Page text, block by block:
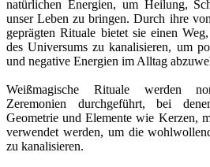
natürlichen Energien, um Heilung,
unser Leben zu bringen. Durch ihre
geprägten Rituale bietet sie einen
des Universums zu kanalisieren, um
und negative Energien im Alltag
Weißmagische Rituale werden
Zeremonien durchgeführt, bei
Geometrie und Elemente wie Kerzen,
verwendet werden, um die
zu kanalisieren.